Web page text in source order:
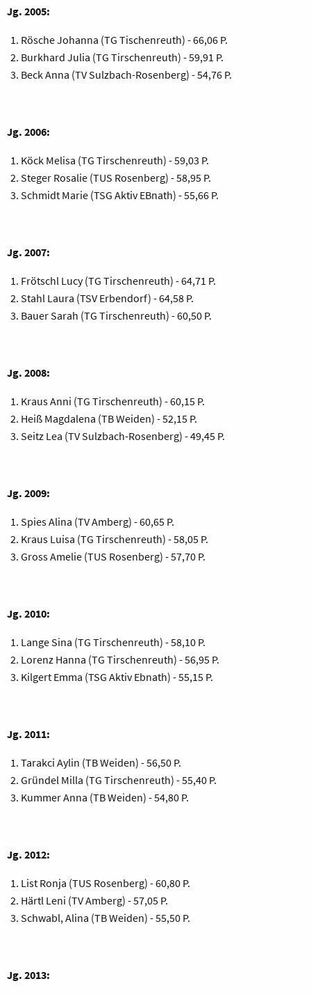
Jg. 2005:
Rösche Johanna (TG Tischenreuth) - 66,06 P.
Burkhard Julia (TG Tirschenreuth) - 59,91 P.
Beck Anna (TV Sulzbach-Rosenberg) - 54,76 P.
Jg. 2006:
Köck Melisa (TG Tirschenreuth) - 59,03 P.
Steger Rosalie (TUS Rosenberg) - 58,95 P.
Schmidt Marie (TSG Aktiv EBnath) - 55,66 P.
Jg. 2007:
Frötschl Lucy (TG Tirschenreuth) - 64,71 P.
Stahl Laura (TSV Erbendorf) - 64,58 P.
Bauer Sarah (TG Tirschenreuth) - 60,50 P.
Jg. 2008:
Kraus Anni (TG Tirschenreuth) - 60,15 P.
Heiß Magdalena (TB Weiden) - 52,15 P.
Seitz Lea (TV Sulzbach-Rosenberg) - 49,45 P.
Jg. 2009:
Spies Alina (TV Amberg) - 60,65 P.
Kraus Luisa (TG Tirschenreuth) - 58,05 P.
Gross Amelie (TUS Rosenberg) - 57,70 P.
Jg. 2010:
Lange Sina (TG Tirschenreuth) - 58,10 P.
Lorenz Hanna (TG Tirschenreuth) - 56,95 P.
Kilgert Emma (TSG Aktiv Ebnath) - 55,15 P.
Jg. 2011:
Tarakci Aylin (TB Weiden) - 56,50 P.
Gründel Milla (TG Tirschenreuth) - 55,40 P.
Kummer Anna (TB Weiden) - 54,80 P.
Jg. 2012:
List Ronja (TUS Rosenberg) - 60,80 P.
Härtl Leni (TV Amberg) - 57,05 P.
Schwabl, Alina (TB Weiden) - 55,50 P.
Jg. 2013: